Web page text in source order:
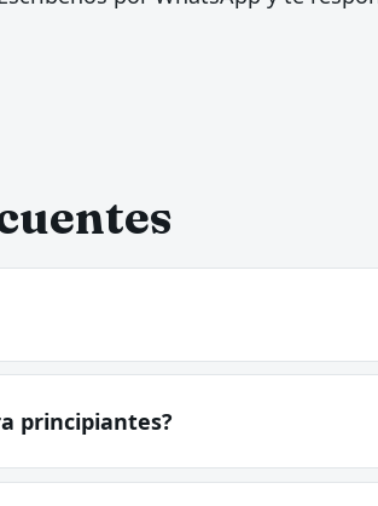
principiantes?